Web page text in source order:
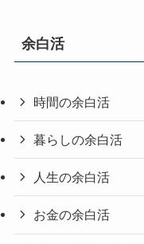
余白活
時間の余白活
暮らしの余白活
人生の余白活
お金の余白活